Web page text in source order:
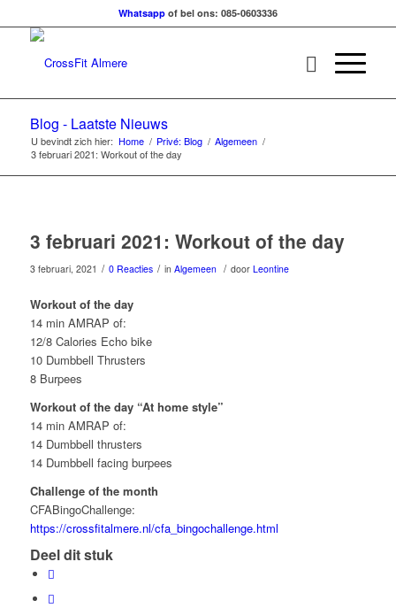
Whatsappof bel ons: 085-0603336
Blog - Laatste Nieuws
U bevindt zich hier: Home / Privé: Blog / Algemeen /
3 februari 2021: Workout of the day
3 februari 2021: Workout of the day
3 februari, 2021 / 0 Reacties / in Algemeen / door Leontine
Workout of the day
14 min AMRAP of:
12/8 Calories Echo bike
10 Dumbbell Thrusters
8 Burpees
Workout of the day “At home style”
14 min AMRAP of:
14 Dumbbell thrusters
14 Dumbbell facing burpees
Challenge of the month
CFABingoChallenge:
https://crossfitalmere.nl/cfa_bingochallenge.html
Deel dit stuk